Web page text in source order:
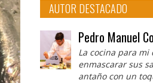
AUTOR DESTACADO
Pedro Manuel
La cocina para
enmascarar sus
antaño con un